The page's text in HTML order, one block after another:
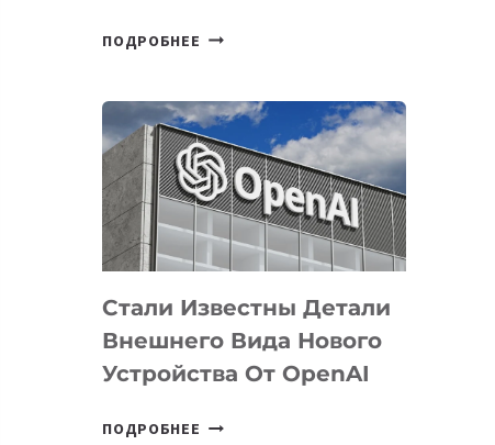
ПОДРОБНЕЕ В
ПРИОРИТЕТНЫЕ
ЗАДАЧИ
ПО
РАЗВИТИЮ
ЭКОСИСТЕМЫ
ИСКУССТВЕННОГО
Стали Известны Детали
Внешнего Вида Нового
Устройства От OpenAI
ПОДРОБНЕЕ СТАЛИ